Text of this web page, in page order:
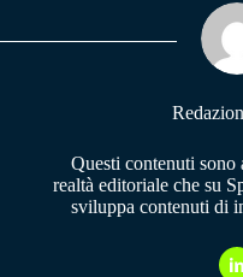
pp m
Questi contenuti
realtà editoriale che su
sviluppa contenuti di